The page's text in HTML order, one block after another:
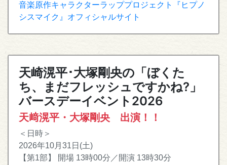
音楽原作キャラクターラッププロジェクト『ヒプノ
シスマイク』オフィシャルサイト
天崎滉平･大塚剛央の「ぼくた
ち、まだフレッシュですかね?」
バースデーイベント2026
天﨑滉平・大塚剛央 出演！！
＜日時＞
2026年10月31日(土)
【第1部】 開場 13時00分／開演 13時30分